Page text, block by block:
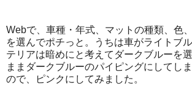
Webで、車種・年式、マットの種類、色
を選んでポチっと。うちは車がライトブ
テリアは暗めにと考えてダークブルーを
ままダークブルーのパイピングにしてし
ので、ピンクにしてみました。